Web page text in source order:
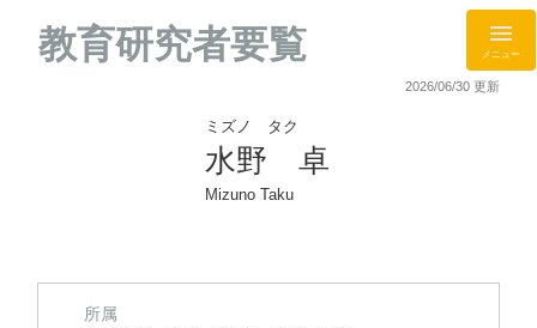
教育研究者要覧 メニュー
2026/06/30 更新
ミズノ タク
水野 卓
Mizuno Taku
所属